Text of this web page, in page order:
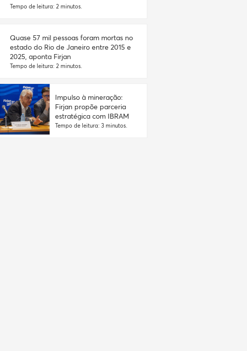
Tempo de leitura: 2 minutos.
Quase 57 mil pessoas foram mortas no
estado do Rio de Janeiro entre 2015 e
2025, aponta Firjan
Tempo de leitura: 2 minutos.
Impulso à mineração:
Firjan propõe parceria
estratégica com IBRAM
Tempo de leitura: 3 minutos.